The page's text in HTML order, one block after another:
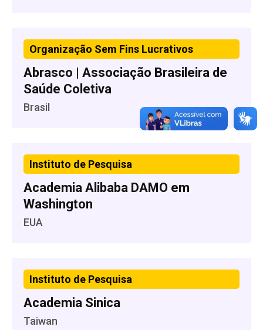
Organização Sem Fins Lucrativos
Abrasco | Associação Brasileira de
Saúde Coletiva
Brasil
Instituto de Pesquisa
Academia Alibaba DAMO em
Washington
EUA
Instituto de Pesquisa
Academia Sinica
Taiwan